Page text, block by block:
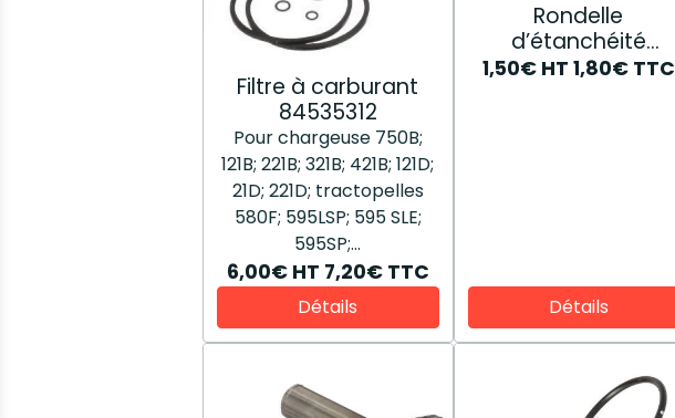
Filtre à carburant
84535312
Pour chargeuse 750B;
121B; 221B; 321B; 421B; 121D;
21D; 221D; tractopelles
580F; 595LSP; 595 SLE;
595SP;...
6,00€ HT 7,20€ TTC
Détails
Rondelle
d’étanchéité
4894721
1,50€ HT 1,80€ TTC
Détails